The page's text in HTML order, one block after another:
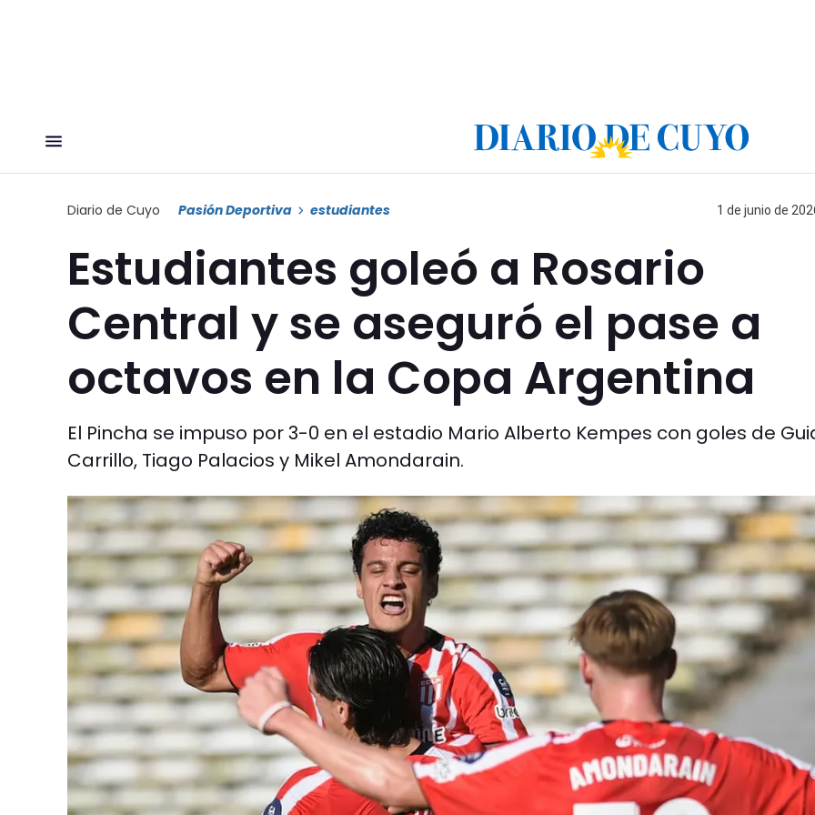
Diario de Cuyo Pasión Deportiva estudiantes 1 de junio de
Estudiantes goleó a Rosario
Central y se aseguró el pase a
octavos en la Copa Argentina
El Pincha se impuso por 3-0 en el estadio Mario Alberto Kempes con goles de
Carrillo, Tiago Palacios y Mikel Amondarain.